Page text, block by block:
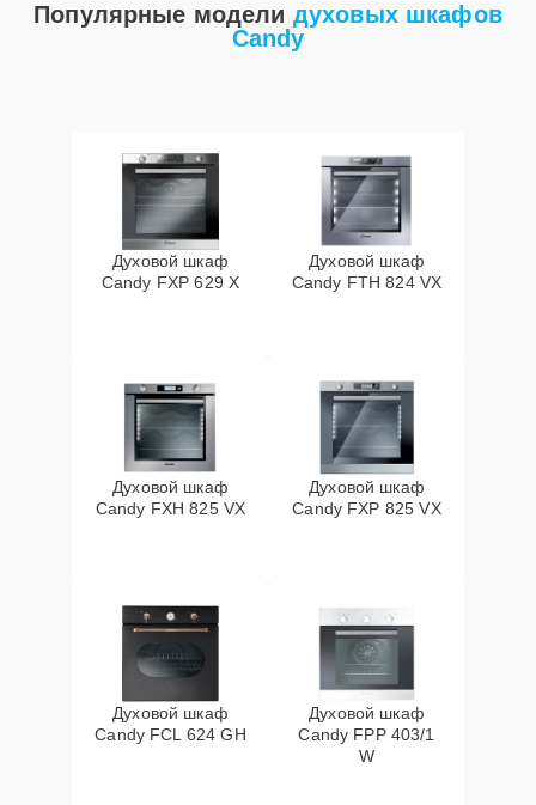
Популярные модели духовых шкафов
Candy
Духовой шкаф
Candy FXP 629 X
Духовой шкаф
Candy FTH 824 VX
Духовой шкаф
Candy FXH 825 VX
Духовой шкаф
Candy FXP 825 VX
Духовой шкаф
Candy FCL 624 GH
Духовой шкаф
Candy FPP 403/1
W